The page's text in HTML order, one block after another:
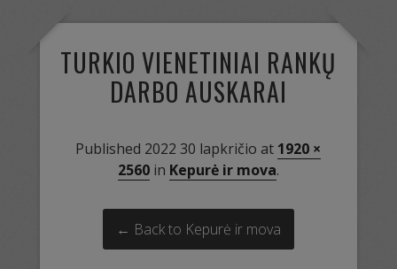
TURKIO VIENETINIAI RANKŲ
DARBO AUSKARAI
Published 2022 30 lapkričio at 1920 ×
2560in Kepurė ir mova.
← Back to Kepurė ir mova